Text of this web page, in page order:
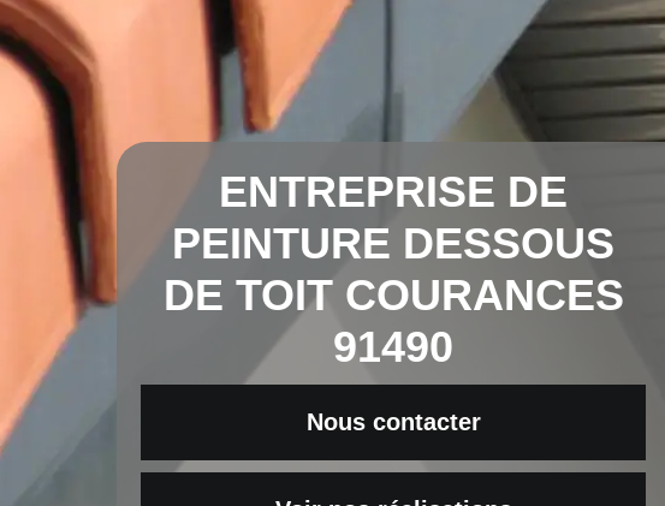
ENTREPRISE DE
PEINTURE DESSOUS
DE TOIT COURANCES
91490
Nous contacter